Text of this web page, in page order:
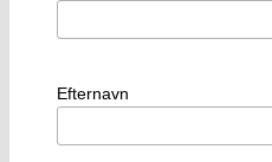
Efternavn